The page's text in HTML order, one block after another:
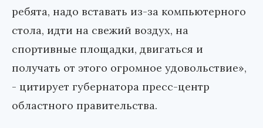
ребята, надо вставать из-за компьютерного
стола, идти на свежий воздух, на
спортивные площадки, двигаться и
получать от этого огромное удовольствие»,
- цитирует губернатора пресс-центр
областного правительства.